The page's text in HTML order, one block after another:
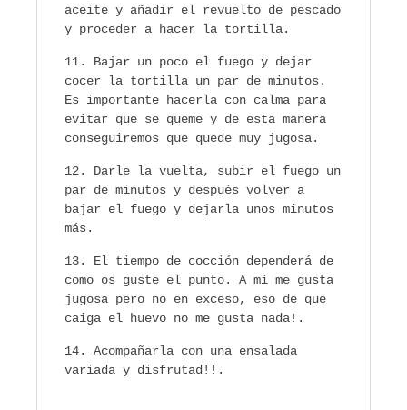
aceite y añadir el revuelto de pescado
y proceder a hacer la tortilla.
Bajar un poco el fuego y dejar
cocer la tortilla un par de minutos.
Es importante hacerla con calma para
evitar que se queme y de esta manera
conseguiremos que quede muy jugosa.
Darle la vuelta, subir el fuego un
par de minutos y después volver a
bajar el fuego y dejarla unos minutos
más.
El tiempo de cocción dependerá de
como os guste el punto. A mí me gusta
jugosa pero no en exceso, eso de que
caiga el huevo no me gusta nada!.
Acompañarla con una ensalada
variada y disfrutad!!.